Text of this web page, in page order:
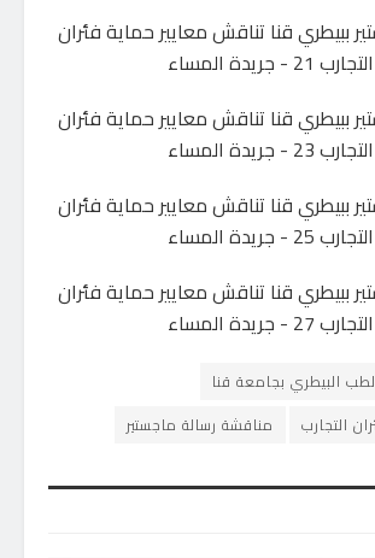
البيطري بجامعة قنا
التجارب
مناقشة رسالة ماجستير